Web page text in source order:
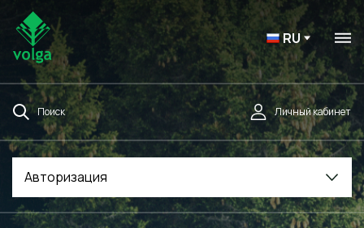
RU
Поиск Личный кабинет
Авторизация